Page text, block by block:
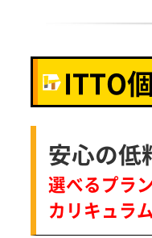
ITTO
安心の低
選べるプラ
カリキュラ